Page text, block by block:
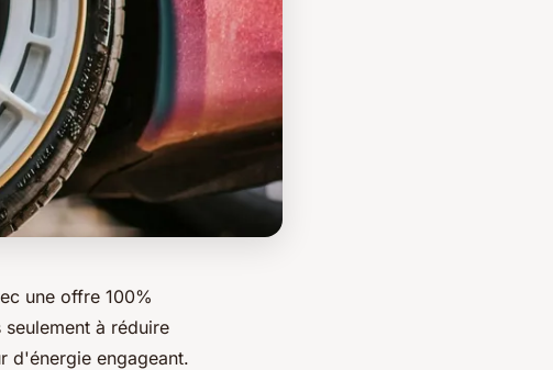
une offre 100%
à réduire
d'énergie engageant.